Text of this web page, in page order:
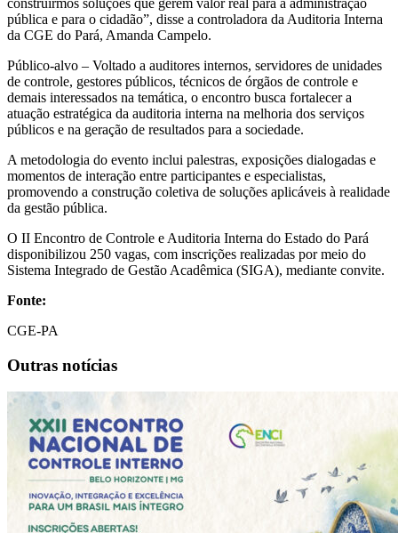
pública e para o cidadão”, disse a controladora da Auditoria Interna
da CGE do Pará, Amanda Campelo.
Público-alvo – Voltado a auditores internos, servidores de unidades
de controle, gestores públicos, técnicos de órgãos de controle e
demais interessados na temática, o encontro busca fortalecer a
atuação estratégica da auditoria interna na melhoria dos serviços
públicos e na geração de resultados para a sociedade.
A metodologia do evento inclui palestras, exposições dialogadas e
momentos de interação entre participantes e especialistas,
promovendo a construção coletiva de soluções aplicáveis à realidade
da gestão pública.
O II Encontro de Controle e Auditoria Interna do Estado do Pará
disponibilizou 250 vagas, com inscrições realizadas por meio do
Sistema Integrado de Gestão Acadêmica (SIGA), mediante convite.
Fonte:
CGE-PA
Outras notícias